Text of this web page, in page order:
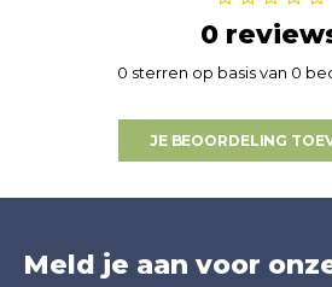
0
0 sterren op basis van 0
JE BEOORDELING
Meld je aan voor